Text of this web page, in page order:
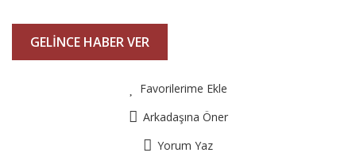
GELİNCE HABER VER
Favorilerime Ekle
Arkadaşına Öner
Yorum Yaz